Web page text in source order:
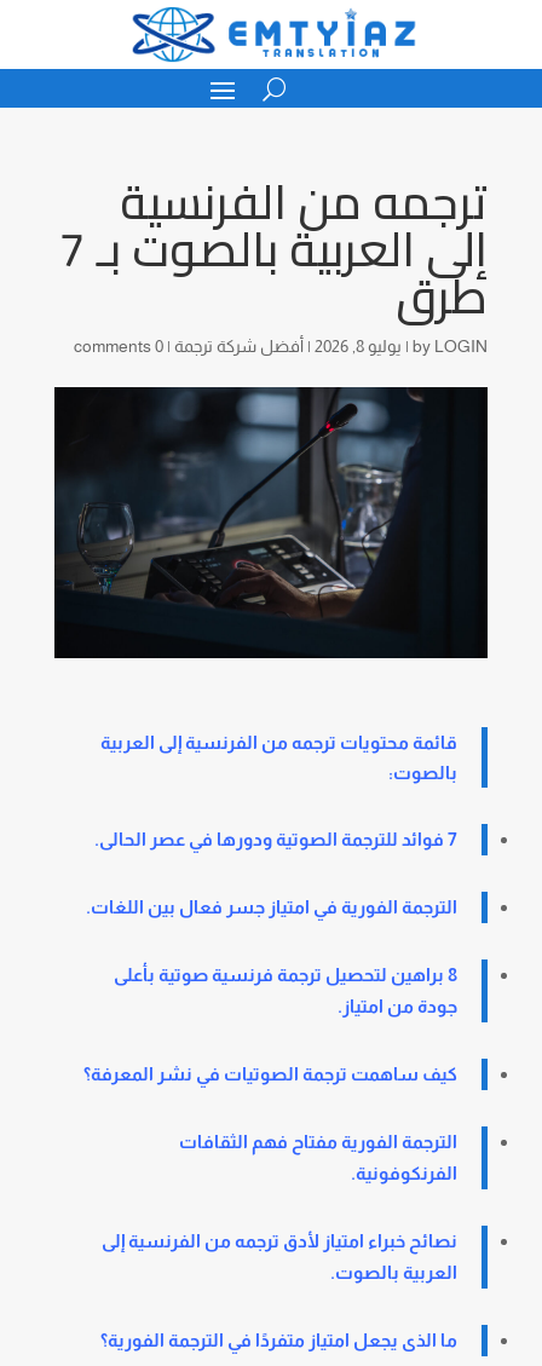
ترجمه من الفرنسية
إلى العربية بالصوت بـ 7
طرق
by LOGIN
| يوليو 8, 2026 | أفضل شركة ترجمة|
0 comments
قائمة محتويات ترجمه من الفرنسية إلى العربية
بالصوت:
7 فوائد للترجمة الصوتية ودورها في عصر الحالى.
الترجمة الفورية في امتياز جسر فعال بين اللغات.
8 براهين لتحصيل ترجمة فرنسية صوتية بأعلى
جودة من امتياز.
كيف ساهمت ترجمة الصوتيات في نشر المعرفة؟
الترجمة الفورية مفتاح فهم الثقافات
الفرنكوفونية.
نصائح خبراء امتياز لأدق ترجمه من الفرنسية إلى
العربية بالصوت.
ما الذى يجعل امتياز متفردًا في الترجمة الفورية؟